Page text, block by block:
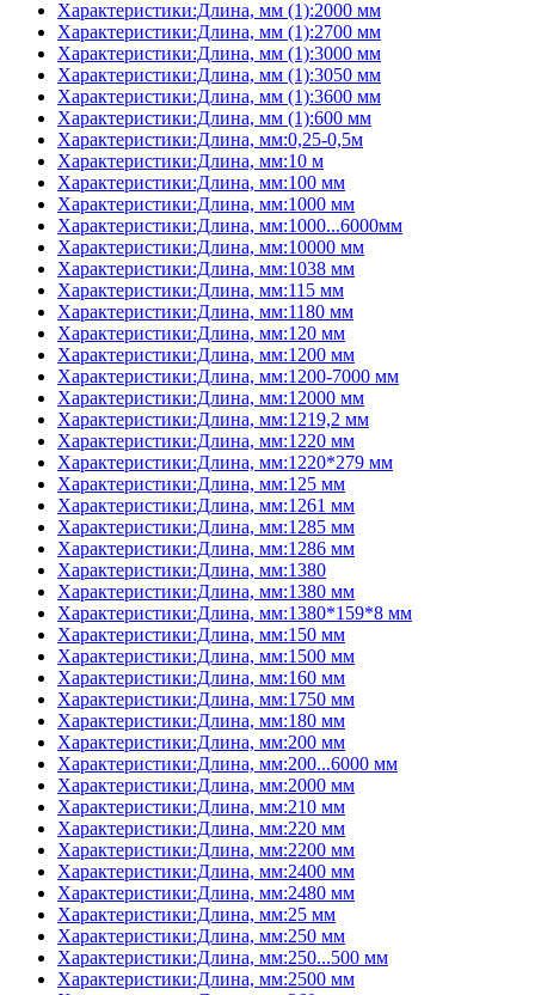
Характеристики:Длина, мм (1):2000 мм
Характеристики:Длина, мм (1):2700 мм
Характеристики:Длина, мм (1):3000 мм
Характеристики:Длина, мм (1):3050 мм
Характеристики:Длина, мм (1):3600 мм
Характеристики:Длина, мм (1):600 мм
Характеристики:Длина, мм:0,25-0,5м
Характеристики:Длина, мм:10 м
Характеристики:Длина, мм:100 мм
Характеристики:Длина, мм:1000 мм
Характеристики:Длина, мм:1000...6000мм
Характеристики:Длина, мм:10000 мм
Характеристики:Длина, мм:1038 мм
Характеристики:Длина, мм:115 мм
Характеристики:Длина, мм:1180 мм
Характеристики:Длина, мм:120 мм
Характеристики:Длина, мм:1200 мм
Характеристики:Длина, мм:1200-7000 мм
Характеристики:Длина, мм:12000 мм
Характеристики:Длина, мм:1219,2 мм
Характеристики:Длина, мм:1220 мм
Характеристики:Длина, мм:1220*279 мм
Характеристики:Длина, мм:125 мм
Характеристики:Длина, мм:1261 мм
Характеристики:Длина, мм:1285 мм
Характеристики:Длина, мм:1286 мм
Характеристики:Длина, мм:1380
Характеристики:Длина, мм:1380 мм
Характеристики:Длина, мм:1380*159*8 мм
Характеристики:Длина, мм:150 мм
Характеристики:Длина, мм:1500 мм
Характеристики:Длина, мм:160 мм
Характеристики:Длина, мм:1750 мм
Характеристики:Длина, мм:180 мм
Характеристики:Длина, мм:200 мм
Характеристики:Длина, мм:200...6000 мм
Характеристики:Длина, мм:2000 мм
Характеристики:Длина, мм:210 мм
Характеристики:Длина, мм:220 мм
Характеристики:Длина, мм:2200 мм
Характеристики:Длина, мм:2400 мм
Характеристики:Длина, мм:2480 мм
Характеристики:Длина, мм:25 мм
Характеристики:Длина, мм:250 мм
Характеристики:Длина, мм:250...500 мм
Характеристики:Длина, мм:2500 мм